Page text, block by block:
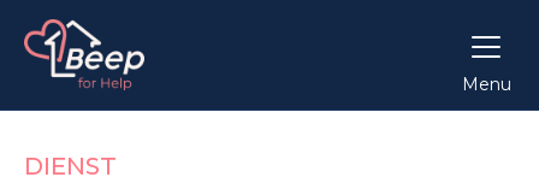
Menu
DIENST